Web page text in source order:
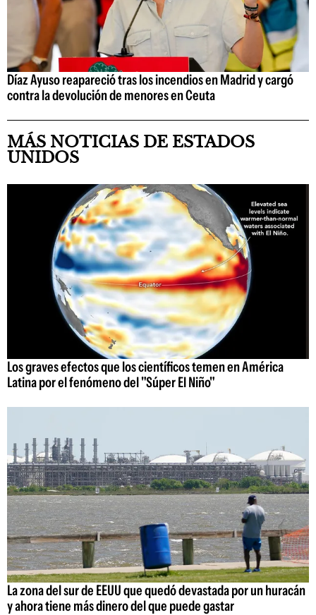
Díaz Ayuso reapareció tras los incendios en Madrid y cargó
contra la devolución de menores en Ceuta
MÁS NOTICIAS DE ESTADOS
UNIDOS
Los graves efectos que los científicos temen en América
Latina por el fenómeno del "Súper El Niño"
La zona del sur de EEUU que quedó devastada por un huracán
y ahora tiene más dinero del que puede gastar